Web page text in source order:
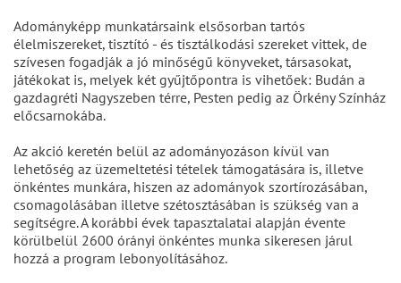
Adományképp munkatársaink elsősorban tartós
élelmiszereket, tisztító - és tisztálkodási szereket vittek, de
szívesen fogadják a jó minőségű könyveket, társasokat,
játékokat is, melyek két gyűjtőpontra is vihetőek: Budán a
gazdagréti Nagyszeben térre, Pesten pedig az Örkény Színház
előcsarnokába.
Az akció keretén belül az adományozáson kívül van
lehetőség az üzemeltetési tételek támogatására is, illetve
önkéntes munkára, hiszen az adományok szortírozásában,
csomagolásában illetve szétosztásában is szükség van a
segítségre. A korábbi évek tapasztalatai alapján évente
körülbelül 2600 órányi önkéntes munka sikeresen járul
hozzá a program lebonyolításához.